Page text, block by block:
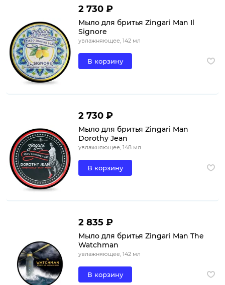
2 730 ₽
Мыло для бритья Zingari Man Il
Signore
увлажняющее, 142 мл
В корзину
2 730 ₽
Мыло для бритья Zingari Man
Dorothy Jean
увлажняющее, 148 мл
В корзину
2 835 ₽
Мыло для бритья Zingari Man The
Watchman
увлажняющее, 142 мл
В корзину